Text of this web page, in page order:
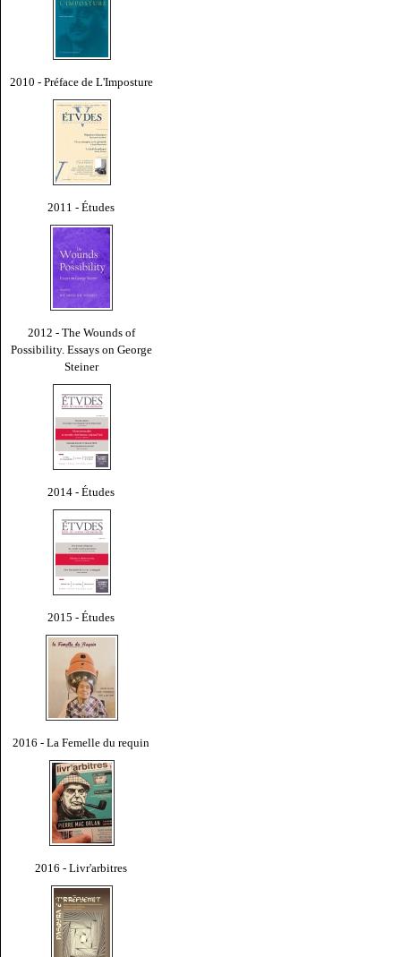
2010 - Préface de L'Imposture
2011 - Études
2012 - The Wounds of
Possibility. Essays on George
Steiner
2014 - Études
2015 - Études
2016 - La Femelle du requin
2016 - Livr'arbitres